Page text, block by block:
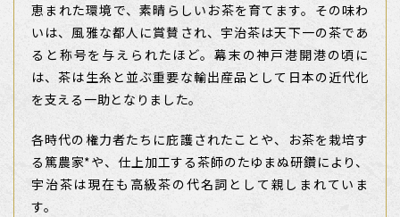
恵まれた環境で、素晴らしいお茶を育てます。その味わ
いは、風雅な都人に賞賛され、宇治茶は天下一の茶であ
ると称号を与えられたほど。幕末の神戸港開港の頃に
は、茶は生糸と並ぶ重要な輸出産品として日本の近代化
を支える一助となりました。
各時代の権力者たちに庇護されたことや、お茶を栽培す
る篤農家*や、仕上加工する茶師のたゆまぬ研鑽により、
宇治茶は現在も高級茶の代名詞として親しまれていま
す。